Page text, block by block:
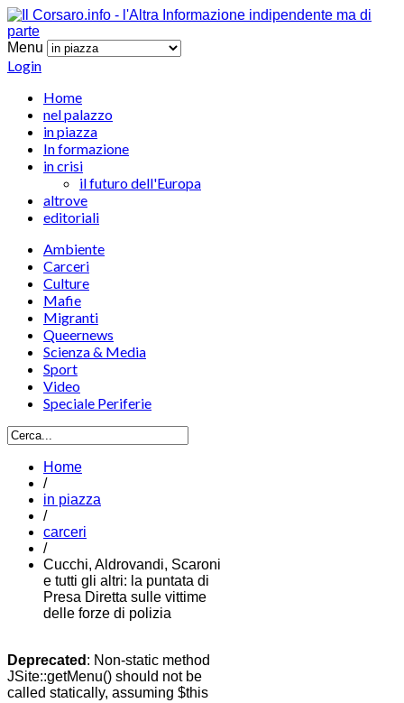
Menu
Login
Home
nel palazzo
in piazza
In formazione
in crisi
il futuro dell'Europa
altrove
editoriali
Ambiente
Carceri
Culture
Mafie
Migranti
Queernews
Scienza & Media
Sport
Video
Speciale Periferie
Home
/
in piazza
/
carceri
/
Cucchi, Aldrovandi, Scaroni
e tutti gli altri: la puntata di
Presa Diretta sulle vittime
delle forze di polizia
Deprecated : Non-static method
JSite::getMenu() should not be
called statically, assuming $this